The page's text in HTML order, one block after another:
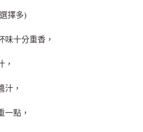
擇多)
味十分重香，
，
汁，
一點，